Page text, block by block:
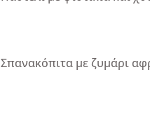
Σπανακόπιτα με ζυμάρι